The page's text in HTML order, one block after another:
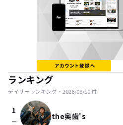
ランキング
デイリーランキング・ 2026/08/10付
1
check_indeterminate_small the奥歯's